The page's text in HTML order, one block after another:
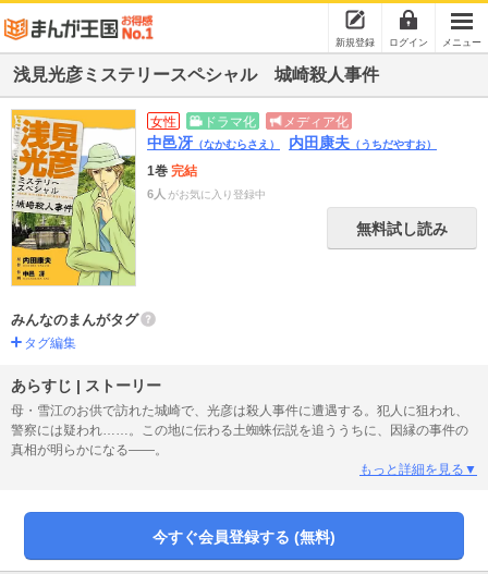
新規登録 ログイン メニュー
浅見光彦ミステリースペシャル 城崎殺人事件
女性 ドラマ化 メディア化
中邑冴 （なかむらさえ） 内田康夫 （うちだやすお）
1巻 完結
6人 がお気に入り登録中
無料試し読み
みんなのまんがタグ
タグ編集
あらすじ | ストーリー
母・雪江のお供で訪れた城崎で、光彦は殺人事件に遭遇する。犯人に狙われ、
警察には疑われ……。この地に伝わる土蜘蛛伝説を追ううちに、因縁の事件の
真相が明らかになる――。
もっと詳細を見る▼
今すぐ会員登録する (無料)